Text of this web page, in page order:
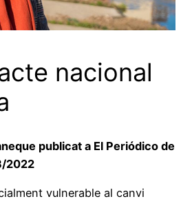
nacional
publicat a El Periódico de
2022
vulnerable al canvi